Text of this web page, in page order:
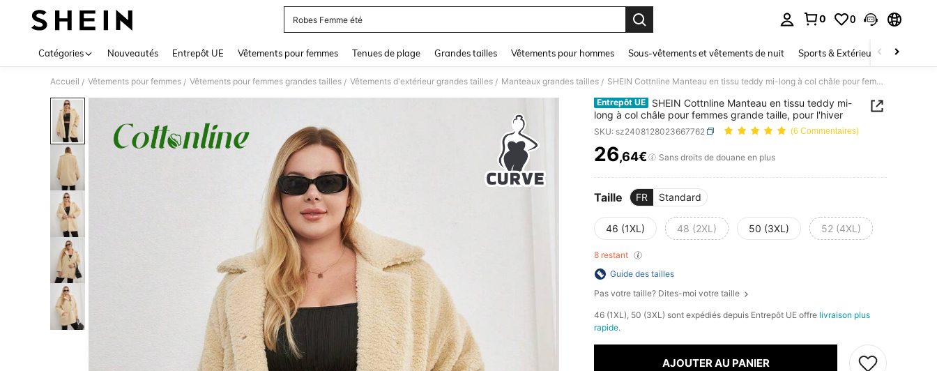
Robes Femme été
0 0
Catégories Nouveautés Entrepôt UE Vêtements pour femmes Tenues de plage Grandes tailles Vêtements pour hommes Sous-vêtements et vêtements de nuit Sports & Extérieur Enfants
Accueil / Vêtements pour femmes / Vêtements pour femmes grandes tailles / Vêtements d'extérieur grandes tailles / Manteaux grandes tailles / SHEIN Cottnline Manteau en tissu teddy mi-long à col châle pour femmes grande taille, pour l'hiver
Entrepôt UE
SHEIN Cottnline Manteau en tissu teddy mi-
long à col châle pour femmes grande taille, pour l'hiver
SKU: sz2408128023667762 (6 Commentaires)
PRICE AND AVAILABILITY
26,64€ Sans droits de douane en plus
Taille FR Standard
46 (1XL) 48 (2XL) 50 (3XL) 52 (4XL)
8 restant
Guide des tailles
Pas votre taille? Dites-moi votre taille
​46 (1XL), 50 (3XL) sont expédiés depuis Entrepôt UE offre livraison plus
rapide.
AJOUTER AU PANIER